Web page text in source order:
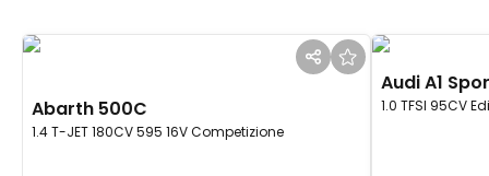
Abarth 500C
1.4 T-JET 180CV 595 16V Competizione
AudiA1
1.0 TFSI 95CV